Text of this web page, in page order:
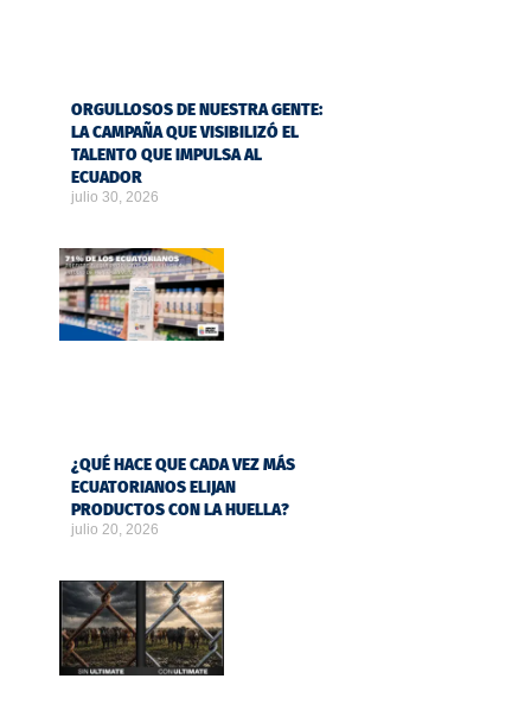
ORGULLOSOS DE NUESTRA GENTE:
LA CAMPAÑA QUE VISIBILIZÓ EL
TALENTO QUE IMPULSA AL
ECUADOR
julio 30, 2026
¿QUÉ HACE QUE CADA VEZ MÁS
ECUATORIANOS ELIJAN
PRODUCTOS CON LA HUELLA?
julio 20, 2026